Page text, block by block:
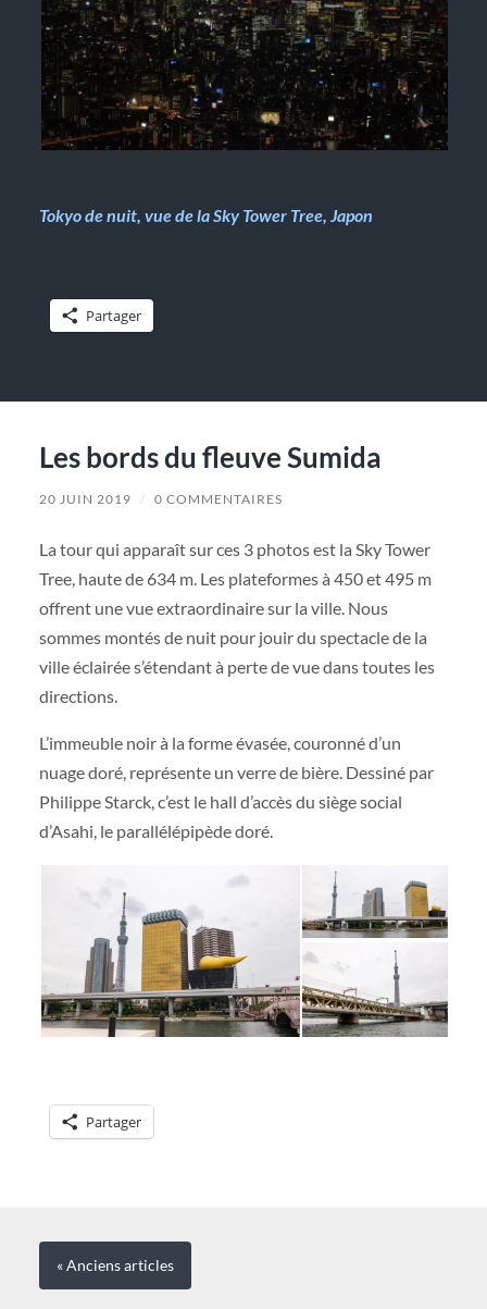
Tokyo de nuit, vue de la Sky Tower Tree, Japon
Partager
Les bords du fleuve Sumida
20 JUIN 2019 / 0 COMMENTAIRES
La tour qui apparaît sur ces 3 photos est la Sky Tower
Tree, haute de 634 m. Les plateformes à 450 et 495 m
offrent une vue extraordinaire sur la ville. Nous
sommes montés de nuit pour jouir du spectacle de la
ville éclairée s’étendant à perte de vue dans toutes les
directions.
L’immeuble noir à la forme évasée, couronné d’un
nuage doré, représente un verre de bière. Dessiné par
Philippe Starck, c’est le hall d’accès du siège social
d’Asahi, le parallélépipède doré.
Partager
« Anciensarticles